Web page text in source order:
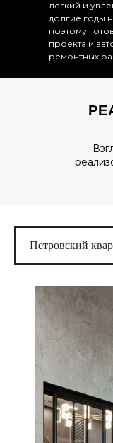
легкий и
долгие годы
поэтому
проекта и
ремонтных